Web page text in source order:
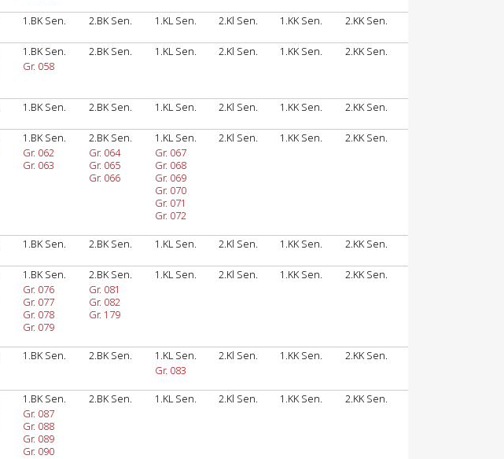
1.BK Sen. 2.BK Sen. 1.KL Sen. 2.Kl Sen. 1.KK Sen.
2.KK Sen.
1.BK Sen. 2.BK Sen. 1.KL Sen. 2.Kl Sen. 1.KK Sen.
2.KK Sen.
Gr. 058
1.BK Sen. 2.BK Sen. 1.KL Sen. 2.Kl Sen. 1.KK Sen.
2.KK Sen.
1.BK Sen. 2.BK Sen. 1.KL Sen. 2.Kl Sen. 1.KK Sen.
2.KK Sen.
Gr. 062
Gr. 063
Gr. 064
Gr. 065
Gr. 066
Gr. 067
Gr. 068
Gr. 069
Gr. 070
Gr. 071
Gr. 072
1.BK Sen. 2.BK Sen. 1.KL Sen. 2.Kl Sen. 1.KK Sen.
2.KK Sen.
1.BK Sen. 2.BK Sen. 1.KL Sen. 2.Kl Sen. 1.KK Sen.
2.KK Sen.
Gr. 076
Gr. 077
Gr. 078
Gr. 079
Gr. 081
Gr. 082
Gr. 179
1.BK Sen. 2.BK Sen. 1.KL Sen. 2.Kl Sen. 1.KK Sen.
2.KK Sen.
Gr. 083
1.BK Sen. 2.BK Sen. 1.KL Sen. 2.Kl Sen. 1.KK Sen.
2.KK Sen.
Gr. 087
Gr. 088
Gr. 089
Gr. 090